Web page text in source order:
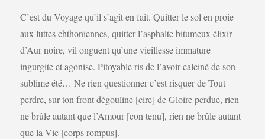
C’est du Voyage qu’il s’agît en fait. Quitter le sol en proie
aux luttes chthoniennes, quitter l’asphalte bitumeux élixir
d’Aur noire, vil onguent qu’une vieillesse immature
ingurgite et agonise. Pitoyable ris de l’avoir calciné de son
sublime été… Ne rien questionner c’est risquer de Tout
perdre, sur ton front dégouline [cire] de Gloire perdue, rien
ne brûle autant que l’Amour [con tenu], rien ne brûle autant
que la Vie [corps rompus].